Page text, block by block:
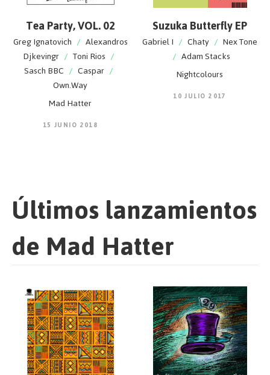
Tea Party, VOL. 02
Greg Ignatovich / Alexandros
Djkevingr / Toni Rios /
Sasch BBC / Caspar /
Own.Way
Mad Hatter
15 JUNIO 2018
Suzuka Butterfly EP
Gabriel I / Chaty / Nex Tone
/ Adam Stacks
Nightcolours
10 JULIO 2017
Últimos lanzamientos
de Mad Hatter